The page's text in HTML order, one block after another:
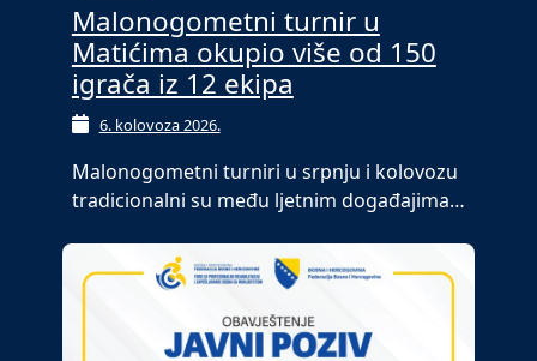
Malonogometni turnir u
Matićima okupio više od 150
igrača iz 12 ekipa
6. kolovoza 2026.
Malonogometni turniri u srpnju i kolovozu
tradicionalni su među ljetnim događajima…